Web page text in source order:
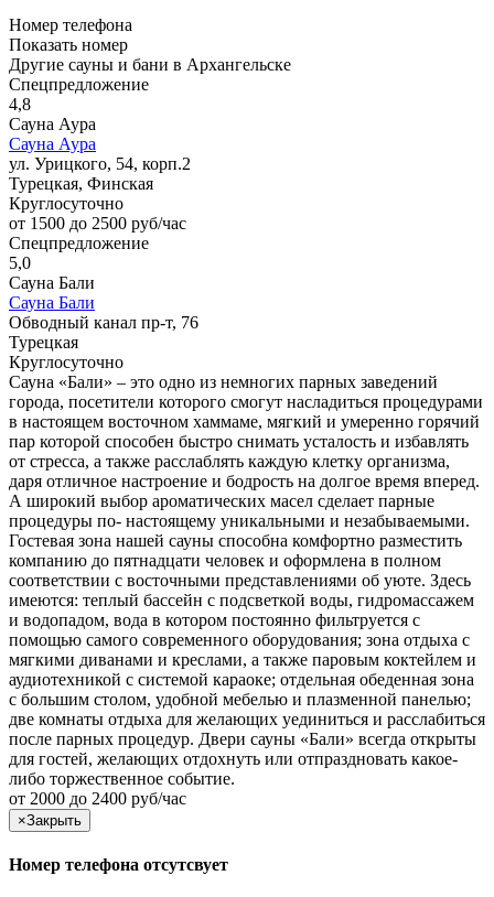
Номер телефона
Показать номер
Другие сауны и бани в Архангельске
Спецпредложение
4,8
Сауна Аура
Сауна Аура
ул. Урицкого, 54, корп.2
Турецкая, Финская
Круглосуточно
от 1500 до 2500 руб/час
Спецпредложение
5,0
Сауна Бали
Сауна Бали
Обводный канал пр-т, 76
Турецкая
Круглосуточно
Сауна «Бали» – это одно из немногих парных заведений
города, посетители которого смогут насладиться процедурами
в настоящем восточном хаммаме, мягкий и умеренно горячий
пар которой способен быстро снимать усталость и избавлять
от стресса, а также расслаблять каждую клетку организма,
даря отличное настроение и бодрость на долгое время вперед.
А широкий выбор ароматических масел сделает парные
процедуры по- настоящему уникальными и незабываемыми.
Гостевая зона нашей сауны способна комфортно разместить
компанию до пятнадцати человек и оформлена в полном
соответствии с восточными представлениями об уюте. Здесь
имеются: теплый бассейн с подсветкой воды, гидромассажем
и водопадом, вода в котором постоянно фильтруется с
помощью самого современного оборудования; зона отдыха с
мягкими диванами и креслами, а также паровым коктейлем и
аудиотехникой с системой караоке; отдельная обеденная зона
с большим столом, удобной мебелью и плазменной панелью;
две комнаты отдыха для желающих уединиться и расслабиться
после парных процедур. Двери сауны «Бали» всегда открыты
для гостей, желающих отдохнуть или отпраздновать какое-
либо торжественное событие.
от 2000 до 2400 руб/час
×Закрыть
Номер телефона отсутсвует